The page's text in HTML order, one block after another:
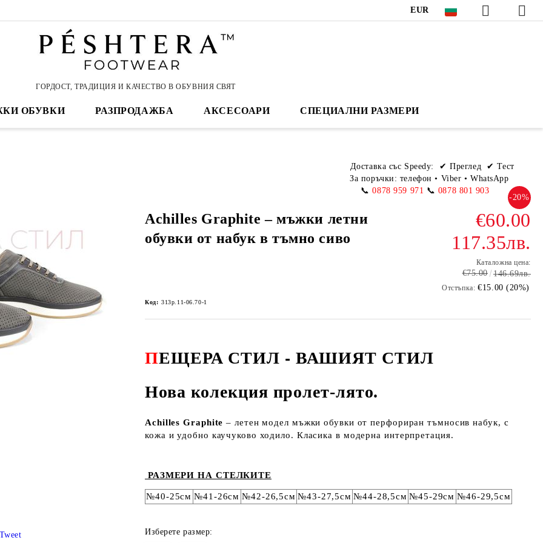
EUR
ГОРДОСТ, ТРАДИЦИЯ И КАЧЕСТВО В ОБУВНИЯ СВЯТ
ОБУВКИ РАЗПРОДАЖБА АКСЕСОАРИ СПЕЦИАЛНИ РАЗМЕРИ
Доставка със Speedy:
✔ Преглед ✔ Тест
За поръчки: телефон• Viber • WhatsApp
📞 0878 959 971 📞 0878 801 903
Achilles Graphite – мъжки летни
обувки от набук в тъмно сиво
-20%
€60.00
117.35лв.
Каталожна цена:
€75.00 146.69лв.
Отстъпка: €15.00 (20%)
Код: 313p.11-06.70-1
ПЕЩЕРА СТИЛ - ВАШИЯТ СТИЛ
Нова колекция пролет-лято.
Achilles Graphite – летен модел мъжки обувки от перфориран тъмносив набук, с
кожа и удобно каучуково ходило. Класика в модерна интерпретация.
РАЗМЕРИ НА СТЕЛКИТЕ
№40-25см №41-26см №42-26,5см №43-27,5см №44-28,5см №45-29см №46-29,5см
Изберете размер:
Tweet